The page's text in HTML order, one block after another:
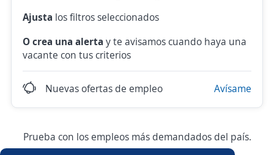
Ajusta los filtros seleccionados
O crea una alerta y te avisamos cuando haya una
vacante con tus criterios
Nuevas ofertas de empleo Avísame
Prueba con los empleos más demandados del país.